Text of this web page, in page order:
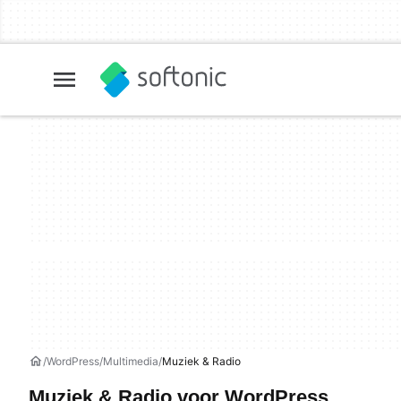
WordPress Multimedia Muziek & Radio